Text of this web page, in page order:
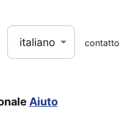
italiano contatto
Aiuto